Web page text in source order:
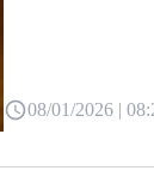
08/01/2026 |